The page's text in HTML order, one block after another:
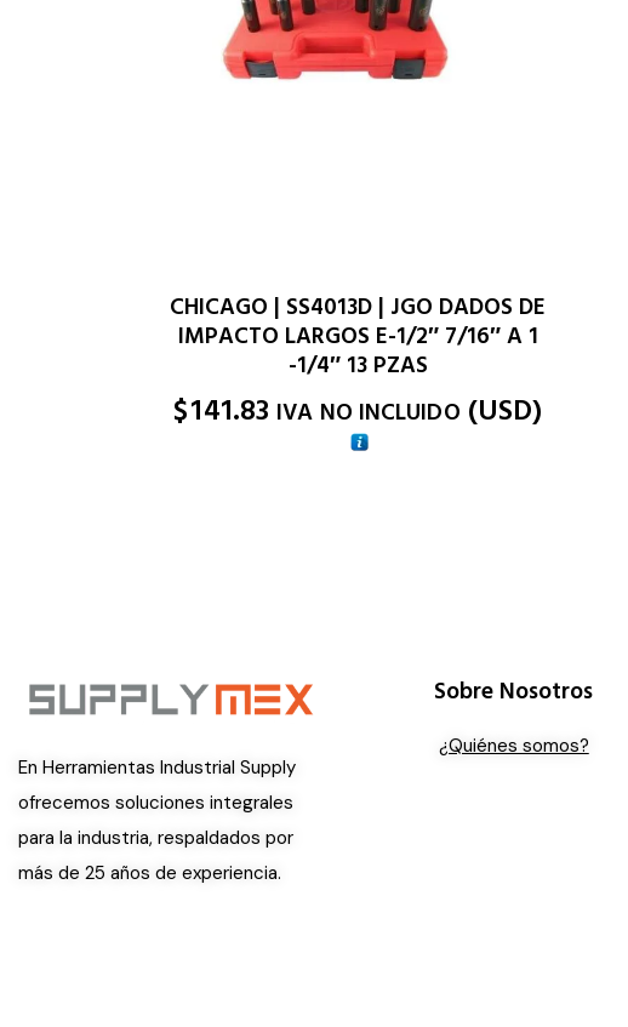
CHICAGO | SS4013D | JGO DADOS DE
IMPACTO LARGOS E-1/2″ 7/16″ A 1
-1/4″ 13 PZAS
$141.83 IVA NO INCLUIDO (USD)
En Herramientas Industrial Supply
ofrecemos soluciones integrales
para la industria, respaldados por
más de 25 años de experiencia.
Sobre Nosotros
¿Quiénes somos?